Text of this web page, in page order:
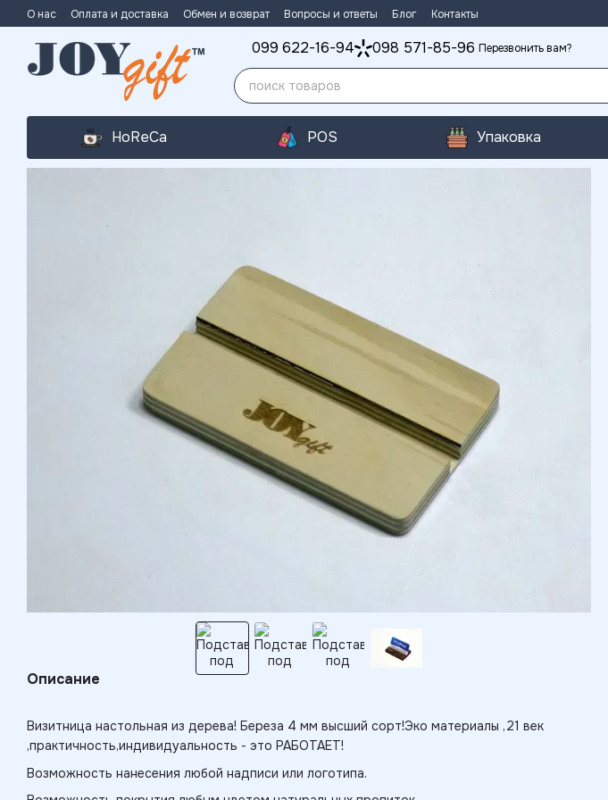
Перейти к основному контенту
О нас Оплата и доставка Обмен и возврат Вопросы и ответы Блог Контакты
099 622-16-94 098 571-85-96 Перезвонить вам?
HoReCa POS Упаковка
Описание
Визитница настольная из дерева! Береза 4 мм высший сорт!Эко материалы ,21 век
,практичность,индивидуальность - это РАБОТАЕТ!
Возможность нанесения любой надписи или логотипа.